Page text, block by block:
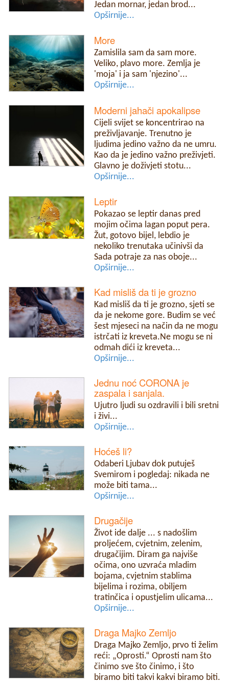
Jedan mornar, jedan brod...
Opširnije...
More
Zamislila sam da sam more.
Veliko, plavo more. Zemlja je
'moja' i ja sam 'njezino'...
Opširnije...
Moderni jahači apokalipse
Cijeli svijet se koncentrirao na
preživljavanje. Trenutno je
ljudima jedino važno da ne umru.
Kao da je jedino važno preživjeti.
Glavno je doživjeti stotu...
Opširnije...
Leptir
Pokazao se leptir danas pred
mojim očima lagan poput pera.
Žut, gotovo bijel, lebdio je
nekoliko trenutaka učinivši da
Sada potraje za nas oboje...
Opširnije...
Kad misliš da ti je grozno
Kad misliš da ti je grozno, sjeti se
da je nekome gore. Budim se već
šest mjeseci na način da ne mogu
istrčati iz kreveta.Ne mogu se ni
odmah dići iz kreveta...
Opširnije...
Jednu noć CORONA je
zaspala i sanjala.
Ujutro ljudi su ozdravili i bili sretni
i živi...
Opširnije...
Hoćeš li?
Odaberi Ljubav dok putuješ
Svemirom i pogledaj: nikada ne
može biti tama...
Opširnije...
Drugačije
Život ide dalje ... s nadošlim
proljećem, cvjetnim, zelenim,
drugačijim. Diram ga najviše
očima, ono uzvraća mladim
bojama, cvjetnim stablima
bijelima i rozima, obiljem
tratinčica i opustjelim ulicama...
Opširnije...
Draga Majko Zemljo
Draga Majko Zemljo, prvo ti želim
reći: „Oprosti.“ Oprosti nam što
činimo sve što činimo, i što
biramo biti takvi kakvi biramo biti.